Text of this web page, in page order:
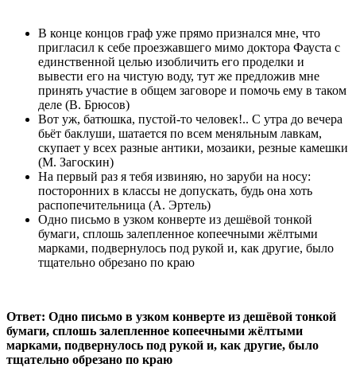
В конце концов граф уже прямо признался мне, что
пригласил к себе проезжавшего мимо доктора Фауста с
единственной целью изобличить его проделки и
вывести его на чистую воду, тут же предложив мне
принять участие в общем заговоре и помочь ему в таком
деле (В. Брюсов)
Вот уж, батюшка, пустой-то человек!.. С утра до вечера
бьёт баклуши, шатается по всем меняльным лавкам,
скупает у всех разные антики, мозаики, резные камешки
(М. Загоскин)
На первый раз я тебя извиняю, но заруби на носу:
посторонних в классы не допускать, будь она хоть
распопечительница (А. Эртель)
Одно письмо в узком конверте из дешёвой тонкой
бумаги, сплошь залепленное копеечными жёлтыми
марками, подвернулось под рукой и, как другие, было
тщательно обрезано по краю
Ответ: Одно письмо в узком конверте из дешёвой тонкой
бумаги, сплошь залепленное копеечными жёлтыми
марками, подвернулось под рукой и, как другие, было
тщательно обрезано по краю